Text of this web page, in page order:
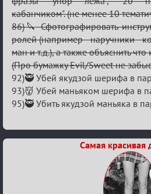
кабанчиком". (не менее 10
86)🔪 Сфотографировать
ролей (например - наручники -
ман и т.д.), а также объяснить
(Про бумажку Evil/Sweet не
92)🥷 Убей якудзой шерифа в
93)👹 Убей маньяком шерифа в
95)🥷 Убить якудзой маньяка в
Самая красивая